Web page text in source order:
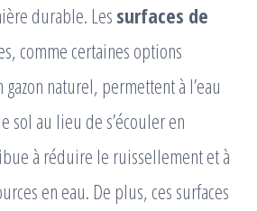
durable. Les surfaces de
comme certaines options
naturel, permettent à l’eau
sol au lieu de s’écouler en
à réduire le ruissellement et à
en eau. De plus, ces surfaces